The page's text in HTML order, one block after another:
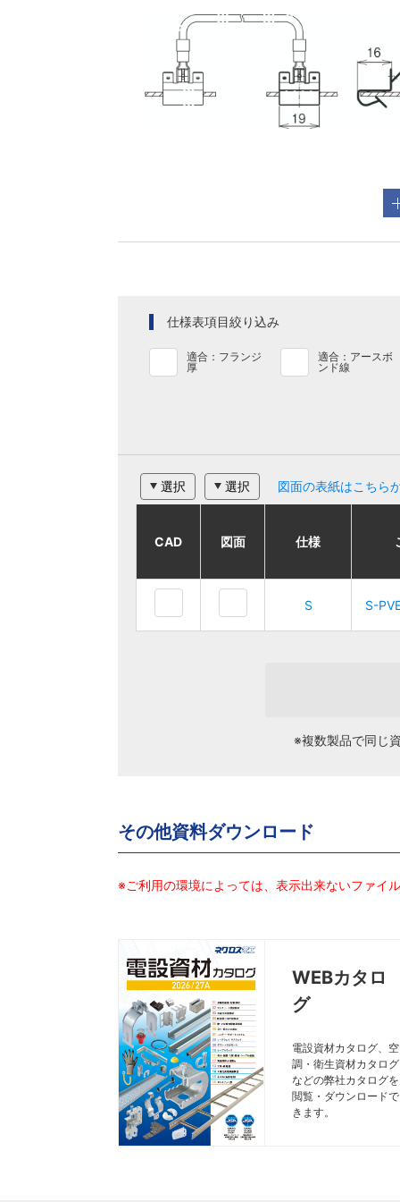
仕様表項目絞り込み
適合：フランジ
厚
適合：アースボ
ンド線
選択 選択 図面の表紙はこちら
CAD 図面 ご注文品番
CAD 図面 仕様
S S-
CAD 図面 ご注文品番
CAD 図面 仕様
S S-
※複数製品で同じ
その他資料ダウンロード
※ご利用の環境によっては、表示出来ないファイ
WEBカタロ
グ
電設資材カタログ、空
調・衛生資材カタログ
などの弊社カタログを
閲覧・ダウンロードで
きます。